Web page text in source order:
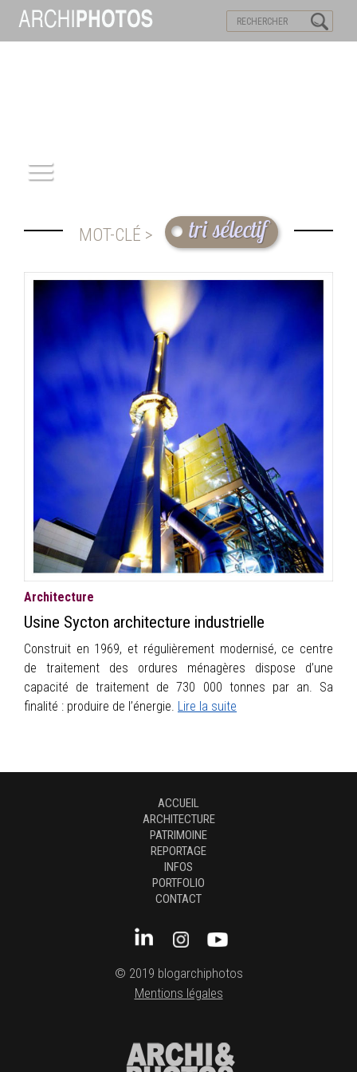
PATRIMOINE
REPORTAGE
INFOS
CONTACT
MOT-CLÉ > tri sélectif
Architecture
Usine Sycton architecture industrielle
Construit en 1969, et régulièrement modernisé, ce centre
de traitement des ordures ménagères dispose d’une
capacité de traitement de 730 000 tonnes par an. Sa
finalité : produire de l’énergie. Lire la suite
ACCUEIL
ARCHITECTURE
PATRIMOINE
REPORTAGE
INFOS
PORTFOLIO
CONTACT
© 2019 blogarchiphotos
Mentions légales